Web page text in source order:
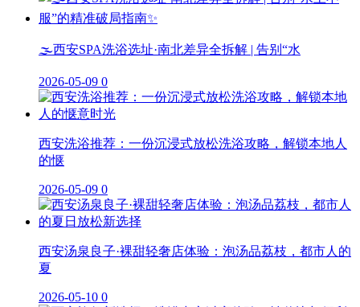
🌫️西安SPA洗浴选址·南北差异全拆解 | 告别“水
2026-05-09 0
西安洗浴推荐：一份沉浸式放松洗浴攻略，解锁本地人
的惬
2026-05-09 0
西安汤泉良子·裸甜轻奢店体验：泡汤品荔枝，都市人的
夏
2026-05-10 0